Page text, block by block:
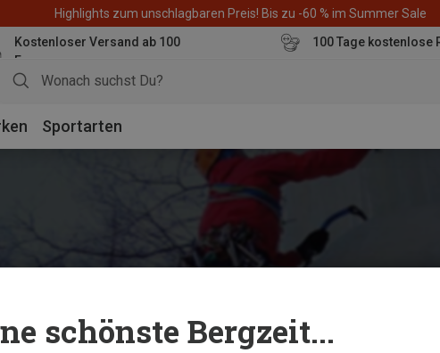
Highlights zum unschlagbaren Preis! Bis zu -60 % im Summer Sale
Kostenloser Versand ab 100
Euro
100 Tage kostenlose
Sportarten
schönste Bergzeit...